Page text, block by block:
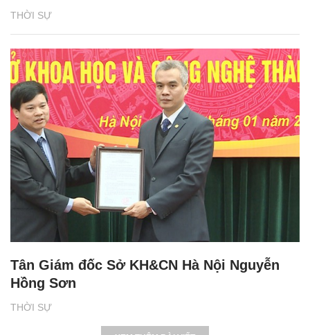
THỜI SỰ
THỜI SỰ
Tân Giám đốc Sở KH&CN Hà Nội Nguyễn
Hồng Sơn